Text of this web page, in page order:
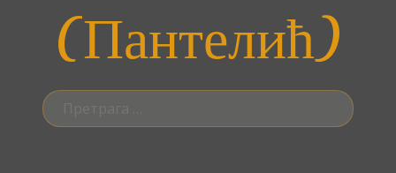
(Пантелић)
Претрага
за: